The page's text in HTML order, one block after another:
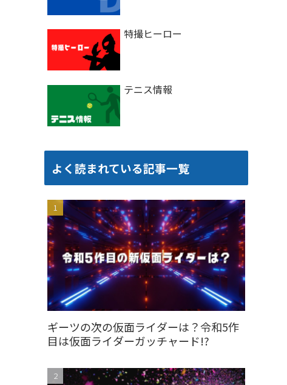
特撮ヒーロー
テニス情報
よく読まれている記事一覧
ギーツの次の仮面ライダーは？令和5作
目は仮面ライダーガッチャード!?